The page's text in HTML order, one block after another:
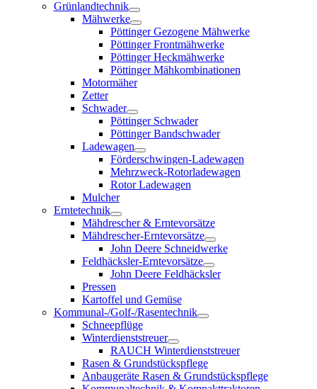
Grünlandtechnik
Mähwerke
Pöttinger Gezogene Mähwerke
Pöttinger Frontmähwerke
Pöttinger Heckmähwerke
Pöttinger Mähkombinationen
Motormäher
Zetter
Schwader
Pöttinger Schwader
Pöttinger Bandschwader
Ladewagen
Förderschwingen-Ladewagen
Mehrzweck-Rotorladewagen
Rotor Ladewagen
Mulcher
Erntetechnik
Mähdrescher & Erntevorsätze
Mähdrescher-Erntevorsätze
John Deere Schneidwerke
Feldhäcksler-Erntevorsätze
John Deere Feldhäcksler
Pressen
Kartoffel und Gemüse
Kommunal-/Golf-/Rasentechnik
Schneepflüge
Winterdienststreuer
RAUCH Winterdienststreuer
Rasen & Grundstückspflege
Anbaugeräte Rasen & Grundstückspflege